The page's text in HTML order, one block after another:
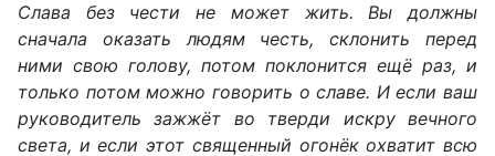
Слава без чести не может жить. Вы должны
сначала оказать людям честь, склонить перед
ними свою голову, потом поклонится ещё раз, и
только потом можно говорить о славе. И если ваш
руководитель зажжёт во тверди искру вечного
света, и если этот священный огонёк охватит всю